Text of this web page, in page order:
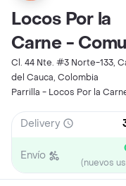
Locos Por la
Carne -
Cl. 44 Nte. #3 Norte-133,
del Cauca, Colombia
Parrilla - Locos Por la
Delivery
Envío
(nuevos